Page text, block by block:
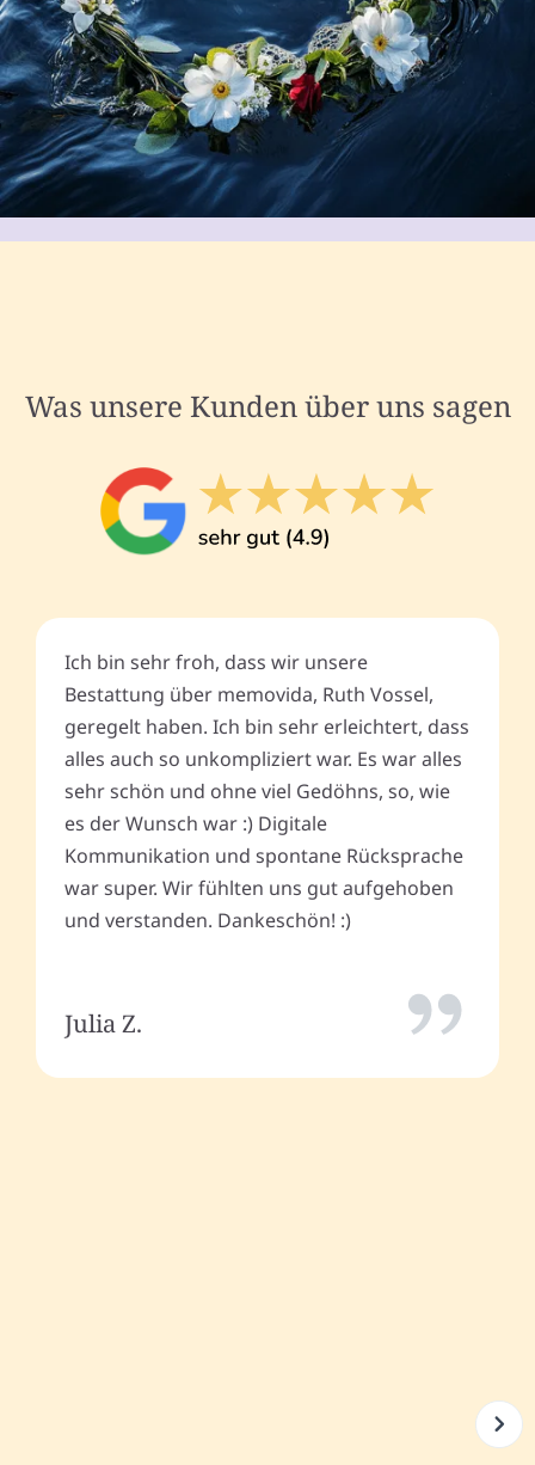
Was unsere Kunden über uns sagen
Ich bin sehr froh, dass wir unsere
Bestattung über memovida, Ruth Vossel,
geregelt haben. Ich bin sehr erleichtert, dass
alles auch so unkompliziert war. Es war alles
sehr schön und ohne viel Gedöhns, so, wie
es der Wunsch war :) Digitale
Kommunikation und spontane Rücksprache
war super. Wir fühlten uns gut aufgehoben
und verstanden. Dankeschön! :)
Julia Z.